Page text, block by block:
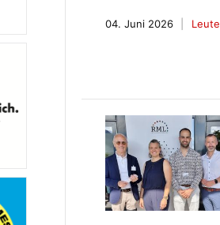
04. Juni 2026 Leute